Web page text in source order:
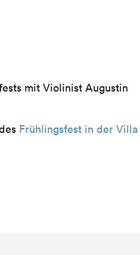
mit Violinist Augustin
Frühlingsfest in der Villa